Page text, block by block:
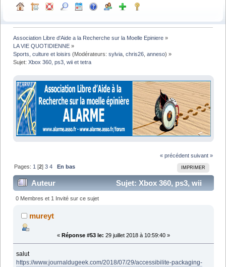
Association Libre d'Aide a la Recherche sur la Moelle Epiniere »
LA VIE QUOTIDIENNE »
Sports, culture et loisirs (Modérateurs:sylvia ,chris26 ,anneso) »
Sujet:Xbox 360, ps3, wii et tetra
« précédent suivant »
IMPRIMER
Pages: 1 [2]3 4 En bas
Auteur
Sujet: Xbox 360, ps3, wii
et tetra (Lu 90729 fois)
0 Membres et 1 Invité sur ce sujet
mureyt
« Réponse #53 le: 29 juillet 2018 à 10:59:40 »
salut
https://www.journaldugeek.com/2018/07/29/accessibilite-packaging-